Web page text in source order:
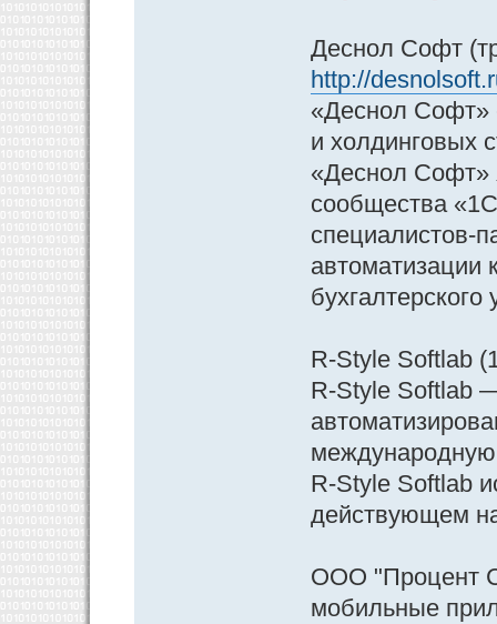
Деснол Софт
http://
«Деснол Софт»
и холдинговых
«Деснол Софт»
сообщества
специалистов-
автоматизации
R-Style Softlab
R-Style Softlab
R-Style Softlab
действующем
ООО "Процент
мобильные